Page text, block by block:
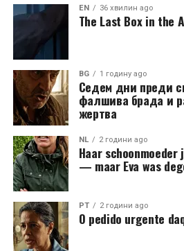
EN 36 хвилин ago
The Last Box in the
BG 1 годину ago
Седем дни преди
фалшива брада и
жертва
NL 2 години ago
Haar schoonmoeder
— maar Eva was
PT 2 години ago
O pedido urgente